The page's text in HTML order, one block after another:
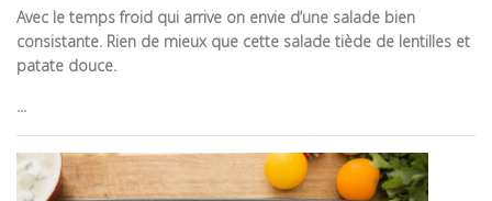
Avec le temps froid qui arrive on envie d’une salade bien
consistante. Rien de mieux que cette salade tiède de lentilles et
patate douce.
...